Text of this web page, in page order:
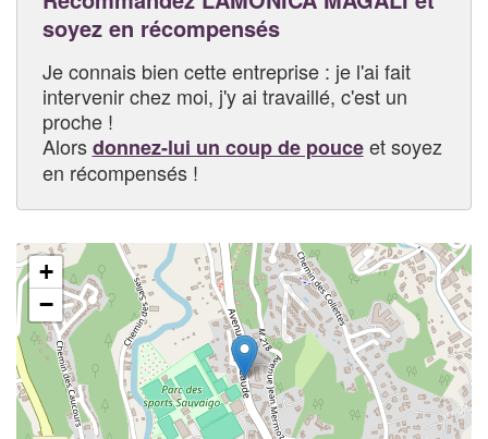
soyez en récompensés
Je connais bien cette entreprise : je l'ai fait
intervenir chez moi, j'y ai travaillé, c'est un
proche !
Alorsdonnez-lui un coup de pouceet soyez
en récompensés !
+
−